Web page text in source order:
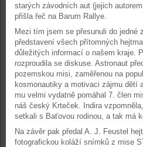
starých závodních aut (jejich
přišla řeč na Barum Rallye.
Mezi tím jsem se přesunuli do
představení všech přítomných
důležitých informací o našem kraje.
rozproudila se diskuse. Astronaut
pozemskou misi, zaměřenou na
kosmonautiky a motivaci zájmu dětí
mu velmi vydatně pomáhal 7. člen
náš český Krteček. Indira
setkali s Baťovou rodinou, a tak má
Na závěr pak předal A. J. Feustel
fotografickou koláží snímků z mise